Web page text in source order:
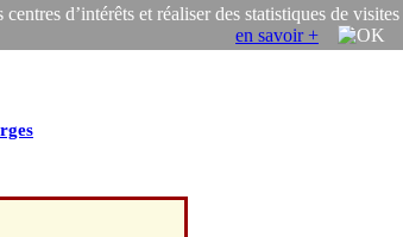
d’intérêts et réaliser des statistiques de visites
en savoir +